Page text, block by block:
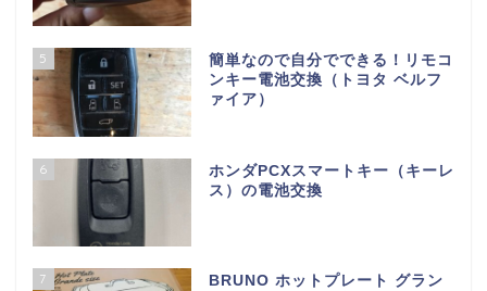
5
簡単なので自分でできる！リモコ
ンキー電池交換（トヨタ ベルフ
ァイア）
6
ホンダPCXスマートキー（キーレ
ス）の電池交換
7
BRUNO ホットプレート グラン